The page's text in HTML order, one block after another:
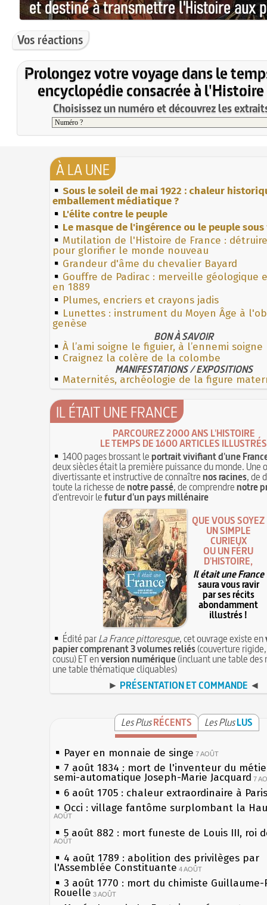
Vos réactions
Prolongez votre voyage dans le
encyclopédie consacrée à l'Histoire
Choisissez un numéro et découvrez les
À LA UNE
Sous le soleil de mai 1922 : chaleur
emballement médiatique ?
L'élite contre le peuple
Le masque de l'ingérence ou le peuple
Mutilation de l'Histoire de France :
pour glorifier le monde nouveau
Grandeur d'âme du chevalier Bayard
Gouffre de Padirac : merveille géologique
en 1889
Plumes, encriers et crayons jadis
Lunettes : instrument du Moyen Âge à
genèse
BON À SAVOIR
À l’ami soigne le figuier, à l’ennemi
Craignez la colère de la colombe
MANIFESTATIONS / EXPOSITIONS
Maternités, archéologie de la figure
IL ÉTAIT UNE FRANCE
PARCOUREZ 2000 ANS L'HISTOIRE
LE TEMPS DE 1600 ARTICLES ILLUSTRÉS
1400 pages brossant leportrait vivifiant d'une
deux siècles était la première puissance du monde. Une
divertissante et instructive de connaîtrenos racines, de
toute la richesse denotre passé, de comprendrenotre
d'entrevoir lefutur d'un pays millénaire
QUE VOUS SOYEZ
UN SIMPLE
CURIEUX
OU UN FÉRU
D'HISTOIRE,
Il était une France
saura vous ravir
par ses récits
abondamment
illustrés !
Édité parLa France pittoresque, cet ouvrage existe en
papier comprenant 3 volumes reliés(couverture
cousu) ET enversion numérique(incluant une table des
une table thématique cliquables)
► PRÉSENTATION ET COMMANDE ◄
Les PlusRÉCENTS Les PlusLUS
Payer en monnaie de singe 7 AOÛT
7 août 1834 : mort de l'inventeur du
semi-automatique Joseph-Marie Jacquard 7
6 août 1705 : chaleur extraordinaire à Paris
Occi : village fantôme surplombant la
AOÛT
5 août 882 : mort funeste de Louis III, roi
AOÛT
4 août 1789 : abolition des privilèges par
l'Assemblée Constituante 4 AOÛT
3 août 1770 : mort du chimiste Guillaume-
Rouelle 3 AOÛT